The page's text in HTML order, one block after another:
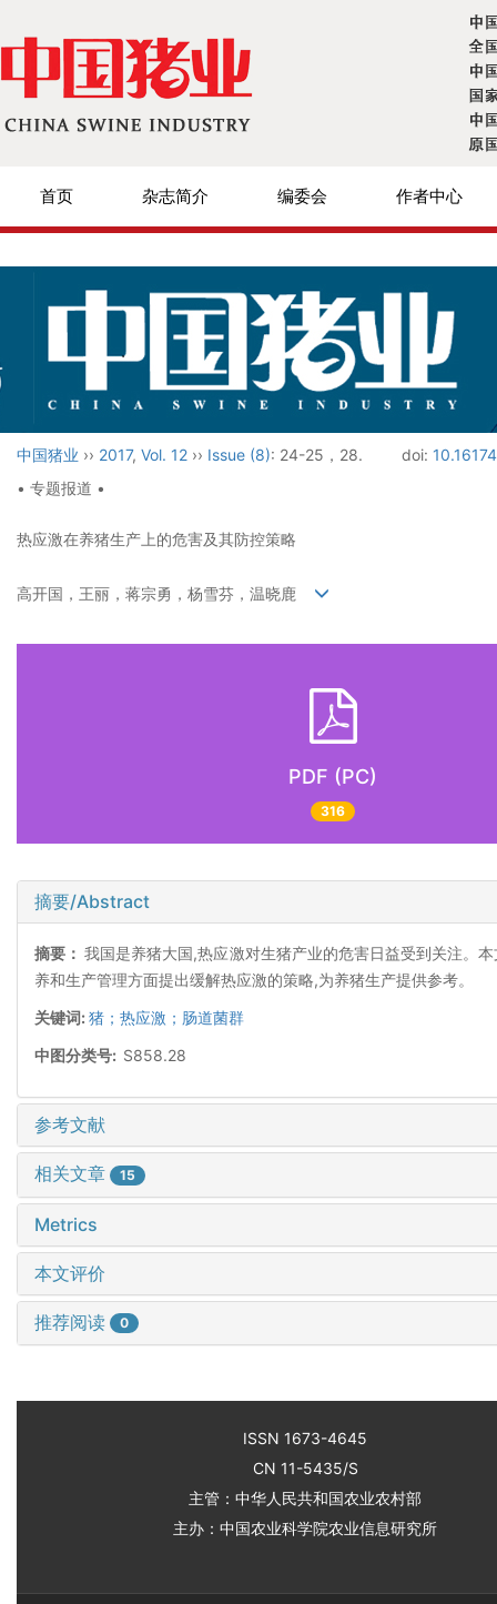
首页 杂志简介 编委会 作者中心
中国猪业 ›› 2017, Vol. 12 ›› Issue (8): 24-25，28. doi:
• 专题报道 •
热应激在养猪生产上的危害及其防控策略
高开国，王丽，蒋宗勇，杨雪芬，温晓鹿
PDF (PC)
316
摘要/Abstract
摘要：我国是养猪大国,热应激对生猪产业的危害日益受到关注。
养和生产管理方面提出缓解热应激的策略,为养猪生产提供参考。
关键词:猪；热应激；肠道菌群
中图分类号: S858.28
参考文献
相关文章 15
Metrics
本文评价
推荐阅读 0
ISSN 1673-4645
CN 11-5435/S
主管：中华人民共和国农业农村部
主办：中国农业科学院农业信息研究所